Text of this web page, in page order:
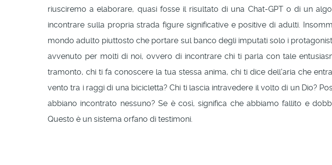
riusciremo a elaborare, quasi fosse il risultato di una Chat-GPT o di un
incontrare sulla propria strada figure significative e positive di adulti.
mondo adulto piuttosto che portare sul banco degli imputati solo i
avvenuto per molti di noi, ovvero di incontrare chi ti parla con tale
tramonto, chi ti fa conoscere la tua stessa anima, chi ti dice dell'aria che
vento tra i raggi di una bicicletta? Chi ti lascia intravedere il volto di un Dio?
abbiano incontrato nessuno? Se è così, significa che abbiamo fallito e
Questo è un sistema orfano di testimoni.